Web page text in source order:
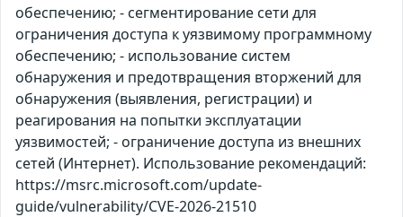
обеспечению; - сегментирование сети для
ограничения доступа к уязвимому программному
обеспечению; - использование систем
обнаружения и предотвращения вторжений для
обнаружения (выявления, регистрации) и
реагирования на попытки эксплуатации
уязвимостей; - ограничение доступа из внешних
сетей (Интернет). Использование рекомендаций:
https://msrc.microsoft.com/update-
guide/vulnerability/CVE-2026-21510